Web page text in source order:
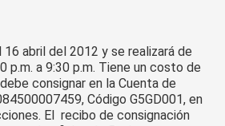
abril del 2012 y se realizará de
p.m. a 9:30 p.m. Tiene un costo de
consignar en la Cuenta de
Código G5GD001, en
El recibo de consignación